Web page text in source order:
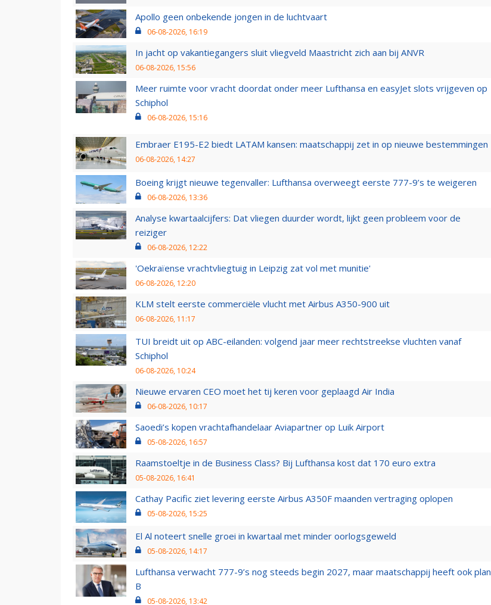
Apollo geen onbekende jongen in de luchtvaart
06-08-2026, 16:19
In jacht op vakantiegangers sluit vliegveld Maastricht zich aan bij ANVR
06-08-2026, 15:56
Meer ruimte voor vracht doordat onder meer Lufthansa en easyJet slots vrijgeven op
Schiphol
06-08-2026, 15:16
Embraer E195-E2 biedt LATAM kansen: maatschappij zet in op nieuwe bestemmingen
06-08-2026, 14:27
Boeing krijgt nieuwe tegenvaller: Lufthansa overweegt eerste 777-9’s te weigeren
06-08-2026, 13:36
Analyse kwartaalcijfers: Dat vliegen duurder wordt, lijkt geen probleem voor de
reiziger
06-08-2026, 12:22
'Oekraïense vrachtvliegtuig in Leipzig zat vol met munitie'
06-08-2026, 12:20
KLM stelt eerste commerciële vlucht met Airbus A350-900 uit
06-08-2026, 11:17
TUI breidt uit op ABC-eilanden: volgend jaar meer rechtstreekse vluchten vanaf
Schiphol
06-08-2026, 10:24
Nieuwe ervaren CEO moet het tij keren voor geplaagd Air India
06-08-2026, 10:17
Saoedi’s kopen vrachtafhandelaar Aviapartner op Luik Airport
05-08-2026, 16:57
Raamstoeltje in de Business Class? Bij Lufthansa kost dat 170 euro extra
05-08-2026, 16:41
Cathay Pacific ziet levering eerste Airbus A350F maanden vertraging oplopen
05-08-2026, 15:25
El Al noteert snelle groei in kwartaal met minder oorlogsgeweld
05-08-2026, 14:17
Lufthansa verwacht 777-9’s nog steeds begin 2027, maar maatschappij heeft ook plan
B
05-08-2026, 13:42